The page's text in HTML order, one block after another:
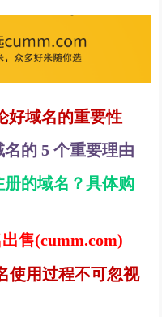
好域名的重要性
的 5 个重要理由
的域名？具体购
售(cumm.com)
使用过程不可忽视